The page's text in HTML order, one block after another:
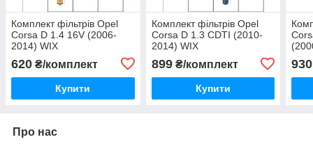
Комплект фільтрів Opel
Corsa D 1.4 16V (2006-
2014) WIX
620 ₴/комплект
Купити
Комплект фільтрів Opel
Corsa D 1.3 CDTI (2010-
2014) WIX
899₴/комплект
Купити
930
Про нас